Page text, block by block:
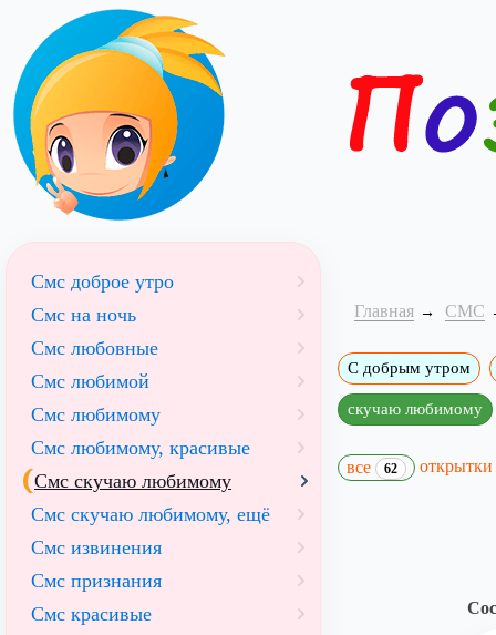
Главная СМС
С добрым утром
скучаю любимому
все 62 открытки
Смс доброе утро
Смс на ночь
Смс любовные
Смс любимой
Смс любимому
Смс любимому, красивые
Смс скучаю любимому
Смс скучаю любимому, ещё
Смс извинения
Смс признания
Смс красивые